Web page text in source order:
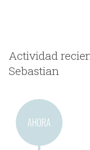
Actividad
Sebastian
AHORA